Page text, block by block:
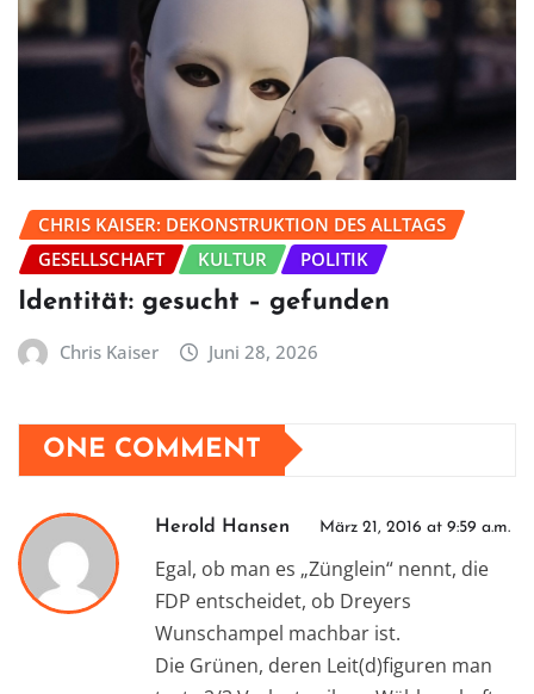
CHRIS KAISER: DEKONSTRUKTION DES ALLTAGS
GESELLSCHAFT
KULTUR POLITIK
Identität: gesucht – gefunden
Chris Kaiser Juni 28, 2026
ONE COMMENT
Herold Hansen März 21, 2016 at 9:59 a.m.
Egal, ob man es „Zünglein“ nennt, die
FDP entscheidet, ob Dreyers
Wunschampel machbar ist.
Die Grünen, deren Leit(d)figuren man